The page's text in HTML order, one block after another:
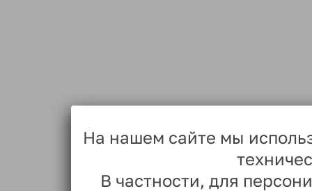
На нашем сайте мы
В частности, для